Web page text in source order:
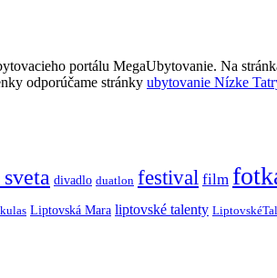
portálu MegaUbytovanie. Na
odporúčame stránky ubytovanie Nízke
divadlo duatlon festival film
Liptovská Mara liptovské talenty